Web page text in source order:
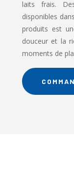
laits frais.
disponibles
produits est
douceur et la
moments de